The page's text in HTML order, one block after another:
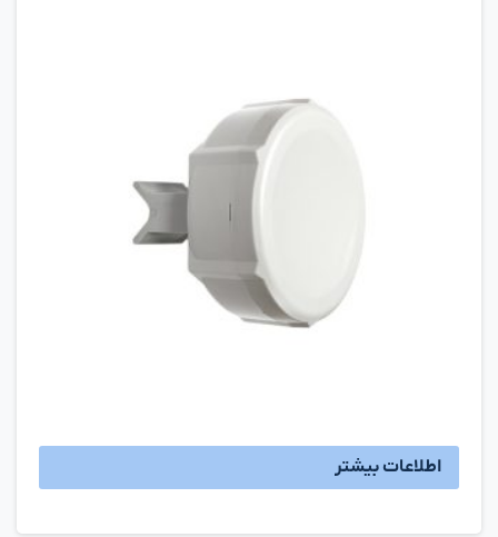
اطلاعات بیشتر